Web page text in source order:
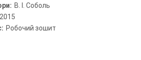
В. І. Соболь
2015
Робочий зошит